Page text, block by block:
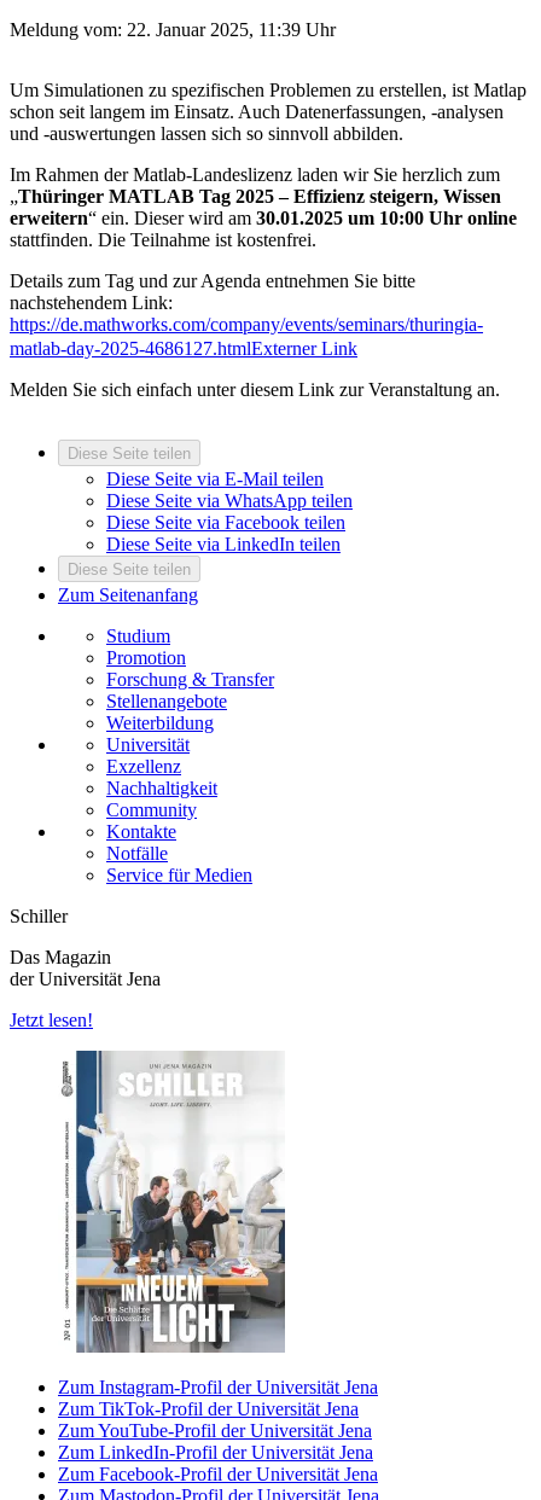
Meldung vom: 22. Januar 2025, 11:39 Uhr
Um Simulationen zu spezifischen Problemen zu erstellen, ist Matlap
schon seit langem im Einsatz. Auch Datenerfassungen, -analysen
und -auswertungen lassen sich so sinnvoll abbilden.
Im Rahmen der Matlab-Landeslizenz laden wir Sie herzlich zum
„Thüringer MATLAB Tag 2025 – Effizienz steigern, Wissen
erweitern“ ein. Dieser wird am 30.01.2025 um 10:00 Uhr online
stattfinden. Die Teilnahme ist kostenfrei.
Details zum Tag und zur Agenda entnehmen Sie bitte
nachstehendem Link:
https://de.mathworks.com/company/events/seminars/thuringia-
matlab-day-2025-4686127.htmlExterner Link
Melden Sie sich einfach unter diesem Link zur Veranstaltung an.
Diese Seite teilen
Diese Seite via E-Mail teilen
Diese Seite via WhatsApp teilen
Diese Seite via Facebook teilen
Diese Seite via LinkedIn teilen
Diese Seite teilen
Zum Seitenanfang
Studium
Promotion
Forschung & Transfer
Stellenangebote
Weiterbildung
Universität
Exzellenz
Nachhaltigkeit
Community
Kontakte
Notfälle
Service für Medien
Schiller
Das Magazin
der Universität Jena
Jetzt lesen!
Zum Instagram-Profil der Universität Jena
Zum TikTok-Profil der Universität Jena
Zum YouTube-Profil der Universität Jena
Zum LinkedIn-Profil der Universität Jena
Zum Facebook-Profil der Universität Jena
Zum Mastodon-Profil der Universität Jena